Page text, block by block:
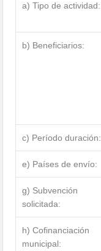
a) Tipo de actividad:
b) Beneficiarios:
c) Período duración:
e) Países de envío:
g) Subvención
solicitada:
h) Cofinanciación
municipal: